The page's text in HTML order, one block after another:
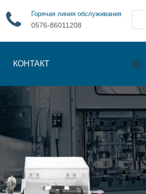
Горячая линия обслуживания
0576-86011208
КОНТАКТ